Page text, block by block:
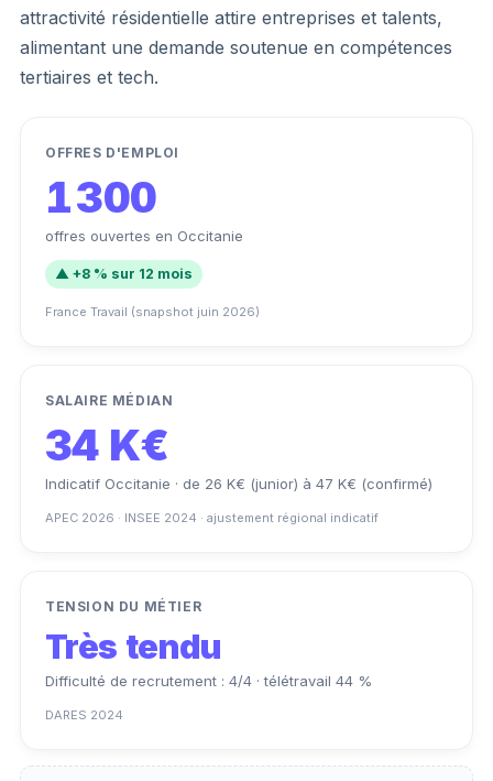
attractivité résidentielle attire entreprises et talents,
alimentant une demande soutenue en compétences
tertiaires et tech.
OFFRES D'EMPLOI
1 300
offres ouvertes en Occitanie
▲ +8 % sur 12 mois
France Travail (snapshot juin 2026)
SALAIRE MÉDIAN
34 K€
Indicatif Occitanie · de 26 K€ (junior) à 47 K€ (confirmé)
APEC 2026 · INSEE 2024 · ajustement régional indicatif
TENSION DU MÉTIER
Très tendu
Difficulté de recrutement : 4/4 · télétravail 44 %
DARES 2024